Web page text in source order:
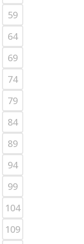
59
64
69
74
79
84
89
94
99
104
109